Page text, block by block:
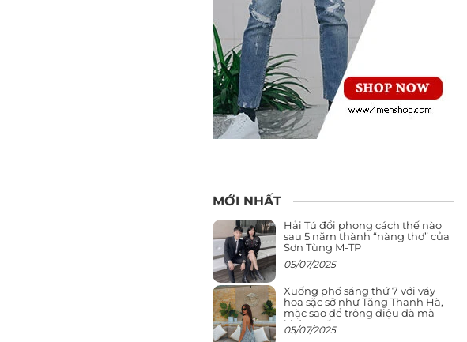
MỚI NHẤT
Hải Tú đổi phong cách thế nào
sau 5 năm thành “nàng thơ” của
Sơn Tùng M-TP
05/07/2025
Xuống phố sáng thứ 7 với váy
hoa sặc sỡ như Tăng Thanh Hà,
mặc sao để trông điệu đà mà
không sến
05/07/2025